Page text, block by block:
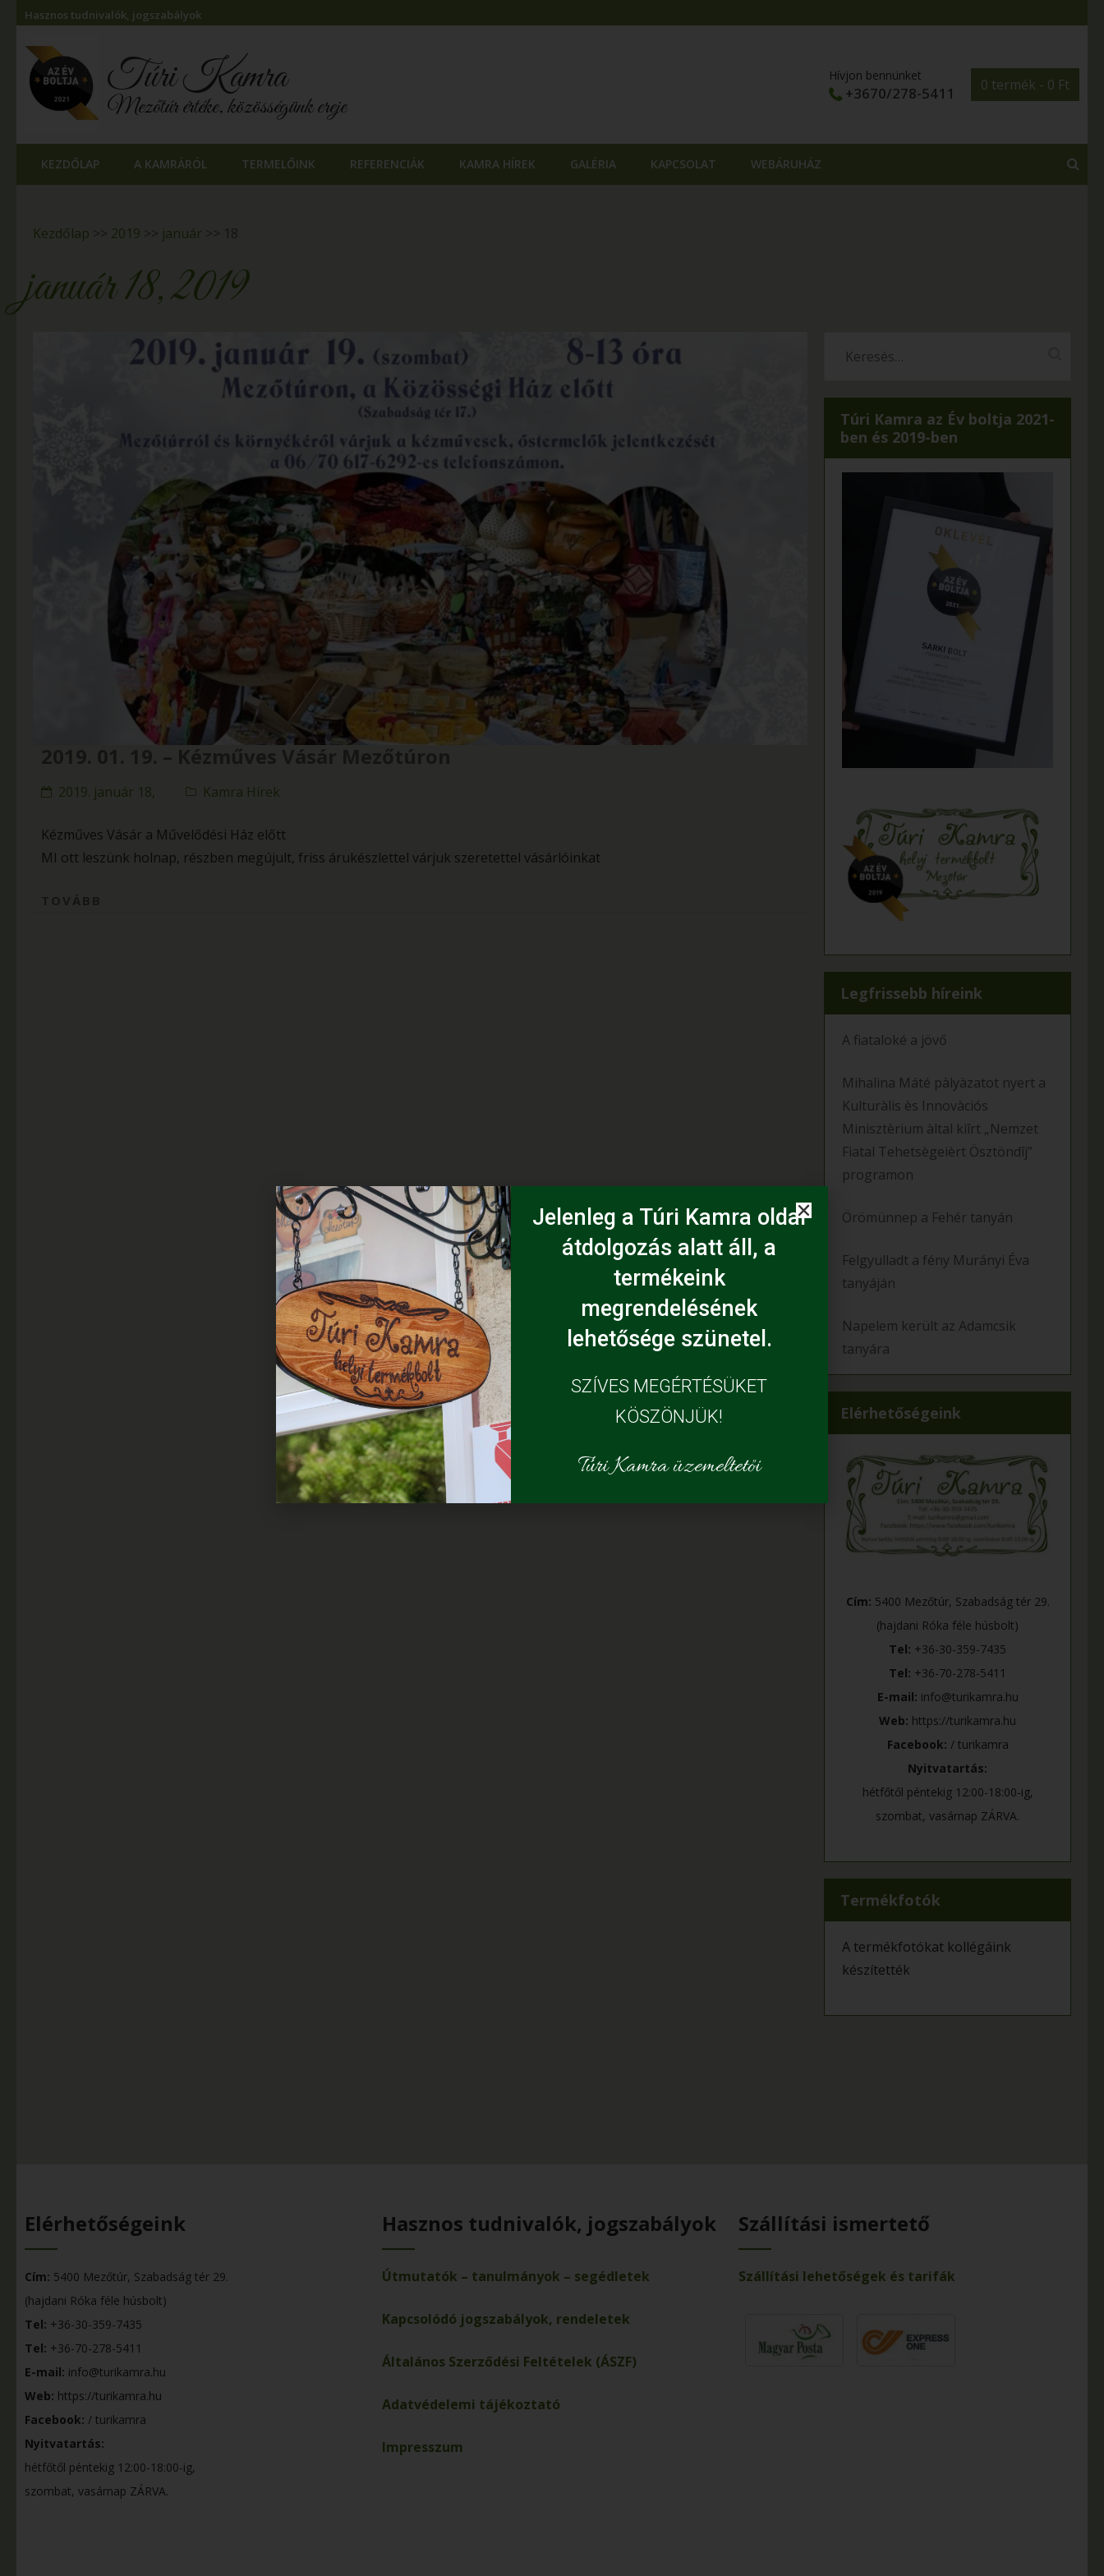
Hasznos tudnivalók, jogszabályok
Túri Kamra
Mezőtúr értéke, közösségünk ereje
0 termék - 0 Ft
Hívjon bennünket
+3670/278-5411
KEZDŐLAP A KAMRÁRÓL TERMELŐINK REFERENCIÁK KAMRA HÍREK GALÉRIA KAPCSOLAT WEBÁRUHÁZ
Kezdőlap >> 2019 >> január >> 18
január 18, 2019
2019. január 18, Kamra Hírek
Kézműves Vásár a Művelődési Ház előtt
MI ott leszünk holnap, részben megújult, friss árukészlettel várjuk szeretettel vásárlóinkat
Túri Kamra az Év boltja 2021-
ben és 2019-ben
Legfrissebb híreink
A fiataloké a jövő
Mihalina Máté pàlyàzatot nyert a
Kulturàlis ès Innovàciós
Minisztèrium àltal kiîrt „Nemzet
Fiatal Tehetsègeièrt Ösztöndîj”
programon
Örömünnep a Fehér tanyán
Felgyulladt a fény Murányi Éva
tanyáján
Napelem került az Adamcsik
tanyára
Elérhetőségeink
Cím: 5400 Mezőtúr, Szabadság tér 29.
(hajdani Róka féle húsbolt)
Tel: +36-30-359-7435
Tel: +36-70-278-5411
E-mail: info@turikamra.hu
Web: https://turikamra.hu
Facebook: / turikamra
Nyitvatartás:
hétfőtől péntekig 12:00-18:00-ig,
szombat, vasárnap ZÁRVA.
Termékfotók
A termékfotókat kollégáink
készítették
Elérhetőségeink
Cím: 5400 Mezőtúr, Szabadság tér 29.
(hajdani Róka féle húsbolt)
Tel: +36-30-359-7435
Tel: +36-70-278-5411
E-mail: info@turikamra.hu
Web: https://turikamra.hu
Facebook: / turikamra
Nyitvatartás:
hétfőtől péntekig 12:00-18:00-ig,
szombat, vasárnap ZÁRVA.
Hasznos tudnivalók, jogszabályok
Útmutatók – tanulmányok – segédletek
Kapcsolódó jogszabályok, rendeletek
Általános Szerződési Feltételek (ÁSZF)
Adatvédelemi tájékoztató
Impresszum
Szállítási ismertető
Szállítási lehetőségek és tarifák
Jelenleg a Túri Kamra oldal
átdolgozás alatt áll, a
termékeink
megrendelésének
lehetősége szünetel.
SZÍVES MEGÉRTÉSÜKET
KÖSZÖNJÜK!
Túri Kamra üzemeltetői